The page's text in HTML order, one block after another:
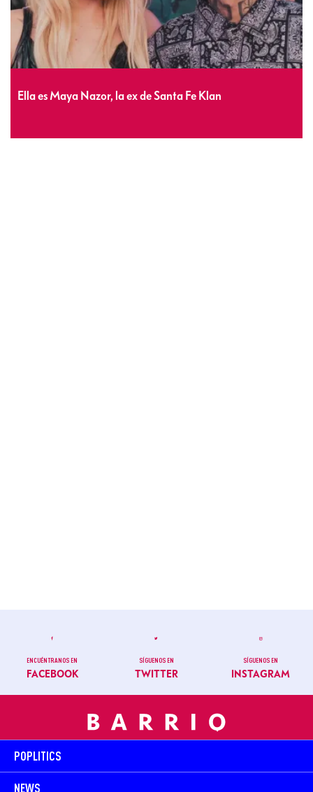
Ella es Maya Nazor, la ex de Santa Fe Klan
ENCUÉNTRANOS EN
FACEBOOK
SÍGUENOS EN
TWITTER
SÍGUENOS EN
INSTAGRAM
POPLITICS
NEWS